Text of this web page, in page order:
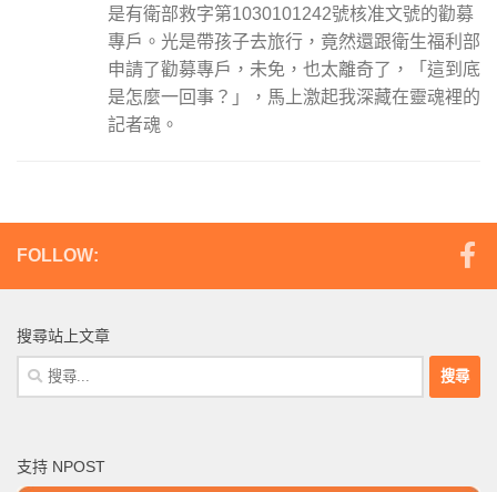
是有衛部救字第1030101242號核准文號的勸募
專戶。光是帶孩子去旅行，竟然還跟衛生福利部
申請了勸募專戶，未免，也太離奇了，「這到底
是怎麼一回事？」，馬上激起我深藏在靈魂裡的
記者魂。
FOLLOW:
搜尋站上文章
搜
尋
字:
支持 NPOST